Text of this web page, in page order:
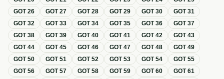
GOT26 GOT27 GOT28 GOT29 GOT30 GOT31
GOT32 GOT33 GOT34 GOT35 GOT36 GOT37
GOT38 GOT39 GOT40 GOT41 GOT42 GOT43
GOT44 GOT45 GOT46 GOT47 GOT48 GOT49
GOT50 GOT51 GOT52 GOT53 GOT54 GOT55
GOT56 GOT57 GOT58 GOT59 GOT60 GOT61